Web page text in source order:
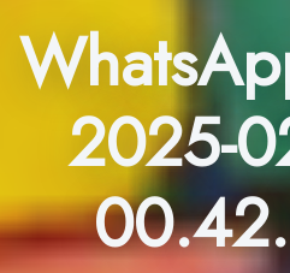
2025-